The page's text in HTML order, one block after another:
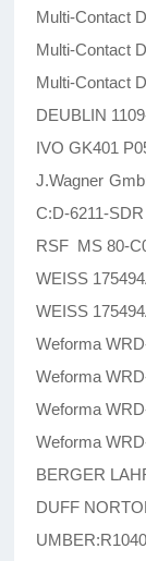
Multi-Contact
Multi-Contact
Multi-Contact
DEUBLIN
IVO GK401
J.Wagner
C:D-6211-
RSF MS 80-
WEISS
WEISS
Weforma
Weforma
Weforma
Weforma
BERGER
DUFF